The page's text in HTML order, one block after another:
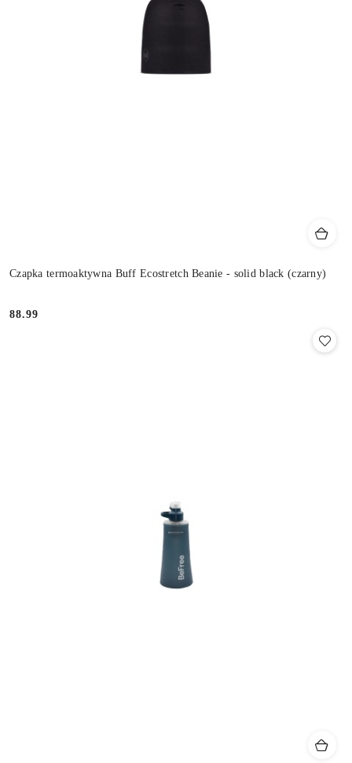
Czapka termoaktywna Buff Ecostretch Beanie - solid black (czarny)
Cena:
88.99